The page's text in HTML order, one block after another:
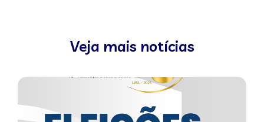
Veja mais notícias